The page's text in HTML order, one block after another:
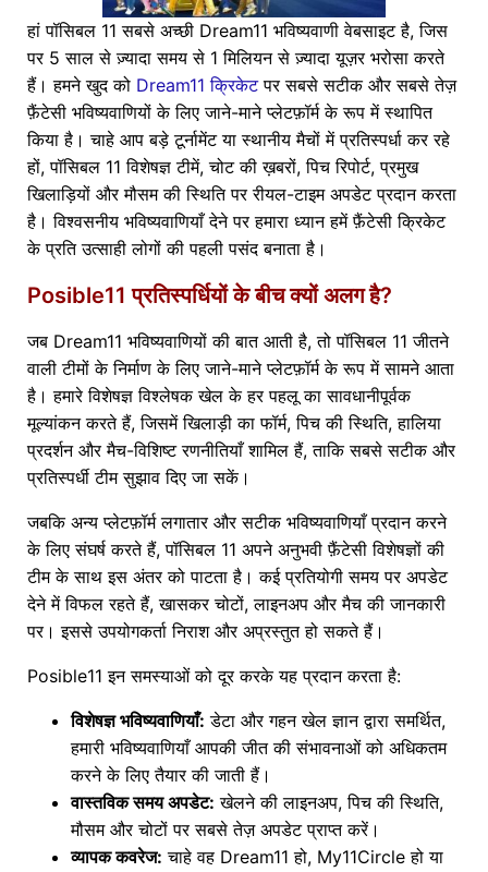
हां पॉसिबल 11 सबसे अच्छी Dream11 भविष्यवाणी वेबसाइट है, जिस
पर 5 साल से ज़्यादा समय से 1 मिलियन से ज़्यादा यूज़र भरोसा करते
हैं। हमने खुद को Dream11 क्रिकेटपर सबसे सटीक और सबसे तेज़
फ़ैंटेसी भविष्यवाणियों के लिए जाने-माने प्लेटफ़ॉर्म के रूप में स्थापित
किया है। चाहे आप बड़े टूर्नामेंट या स्थानीय मैचों में प्रतिस्पर्धा कर रहे
हों, पॉसिबल 11 विशेषज्ञ टीमें, चोट की ख़बरों, पिच रिपोर्ट, प्रमुख
खिलाड़ियों और मौसम की स्थिति पर रीयल-टाइम अपडेट प्रदान करता
है। विश्वसनीय भविष्यवाणियाँ देने पर हमारा ध्यान हमें फ़ैंटेसी क्रिकेट
के प्रति उत्साही लोगों की पहली पसंद बनाता है।
Posible11 प्रतिस्पर्धियों के बीच क्यों अलग है?
जब Dream11 भविष्यवाणियों की बात आती है, तो पॉसिबल 11 जीतने
वाली टीमों के निर्माण के लिए जाने-माने प्लेटफ़ॉर्म के रूप में सामने आता
है। हमारे विशेषज्ञ विश्लेषक खेल के हर पहलू का सावधानीपूर्वक
मूल्यांकन करते हैं, जिसमें खिलाड़ी का फॉर्म, पिच की स्थिति, हालिया
प्रदर्शन और मैच-विशिष्ट रणनीतियाँ शामिल हैं, ताकि सबसे सटीक और
प्रतिस्पर्धी टीम सुझाव दिए जा सकें।
जबकि अन्य प्लेटफ़ॉर्म लगातार और सटीक भविष्यवाणियाँ प्रदान करने
के लिए संघर्ष करते हैं, पॉसिबल 11 अपने अनुभवी फ़ैंटेसी विशेषज्ञों की
टीम के साथ इस अंतर को पाटता है। कई प्रतियोगी समय पर अपडेट
देने में विफल रहते हैं, खासकर चोटों, लाइनअप और मैच की जानकारी
पर। इससे उपयोगकर्ता निराश और अप्रस्तुत हो सकते हैं।
Posible11 इन समस्याओं को दूर करके यह प्रदान करता है:
विशेषज्ञ भविष्यवाणियाँ: डेटा और गहन खेल ज्ञान द्वारा समर्थित,
हमारी भविष्यवाणियाँ आपकी जीत की संभावनाओं को अधिकतम
करने के लिए तैयार की जाती हैं।
वास्तविक समय अपडेट: खेलने की लाइनअप, पिच की स्थिति,
मौसम और चोटों पर सबसे तेज़ अपडेट प्राप्त करें।
व्यापक कवरेज: चाहे वह Dream11 हो, My11Circle हो या